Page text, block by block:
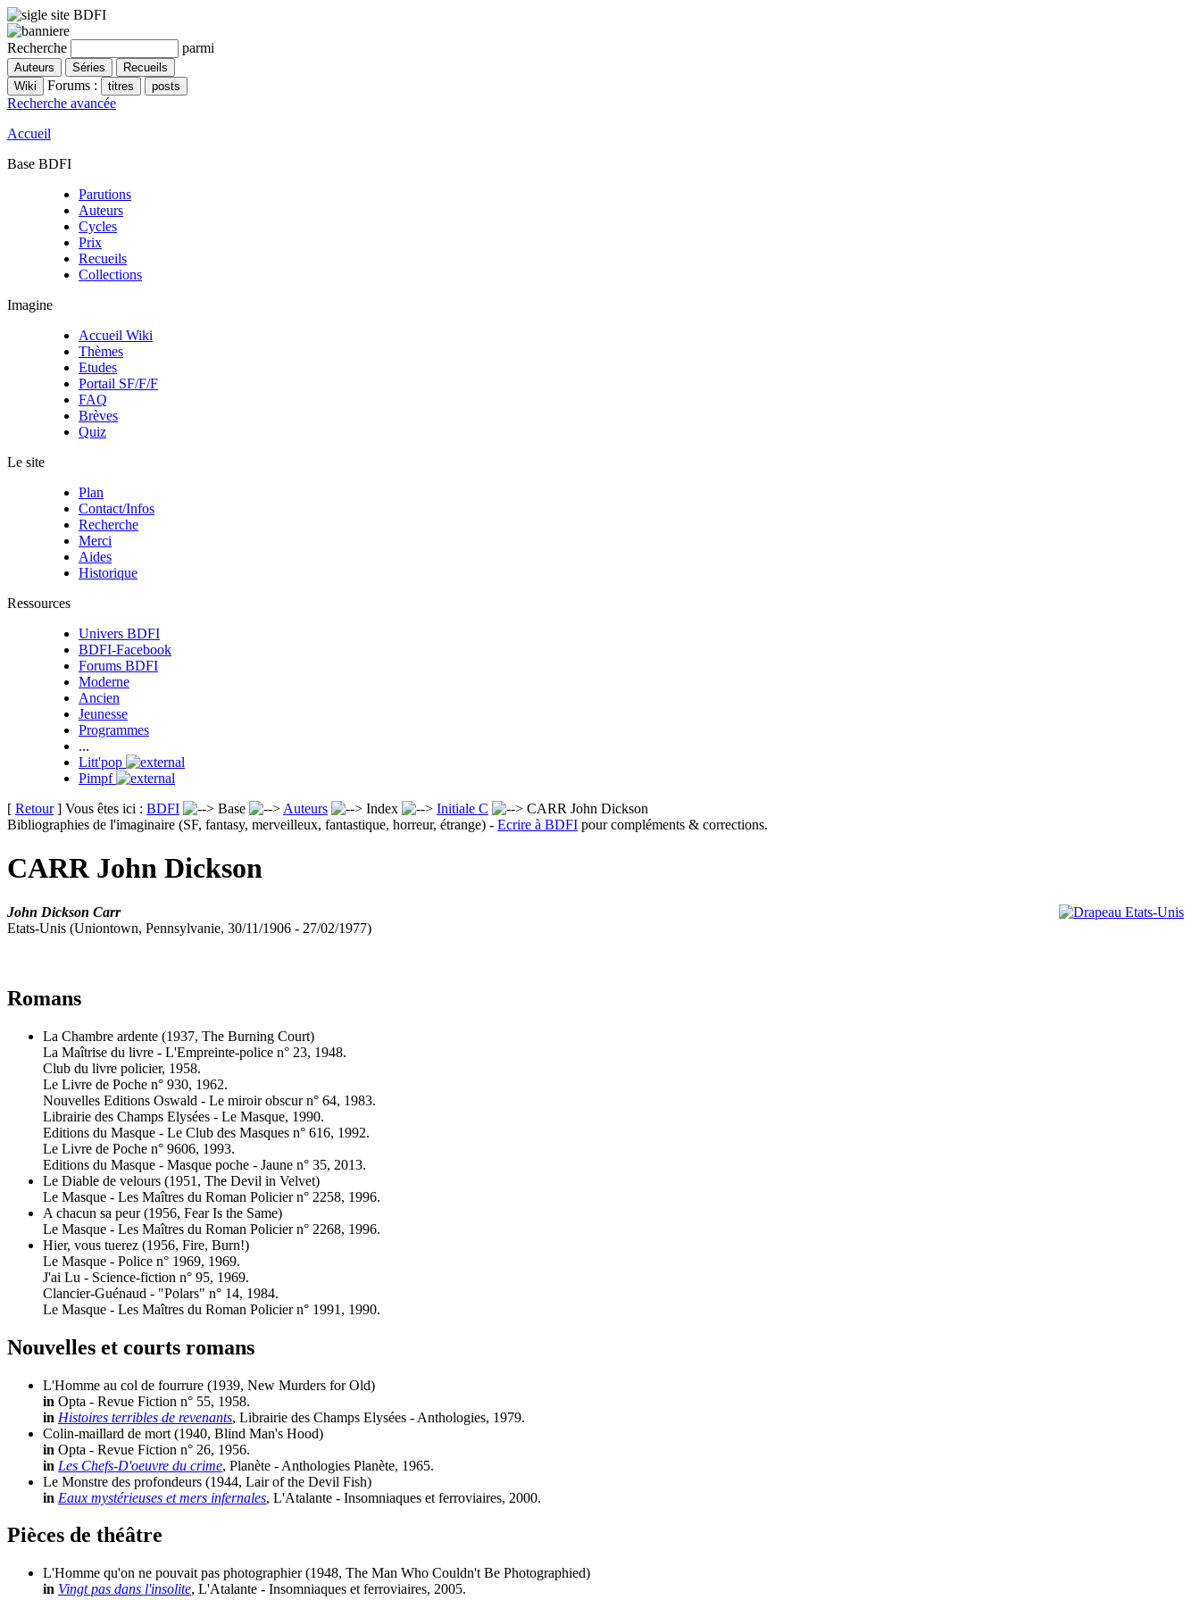
Recherche parmi
Forums :
Recherche avancée
Accueil
Base BDFI
Parutions
Auteurs
Cycles
Prix
Recueils
Collections
Imagine
Accueil Wiki
Thèmes
Etudes
Portail SF/F/F
FAQ
Brèves
Quiz
Le site
Plan
Contact/Infos
Recherche
Merci
Aides
Historique
Ressources
Univers BDFI
BDFI-Facebook
Forums BDFI
Moderne
Ancien
Jeunesse
Programmes
...
Litt'pop
Pimpf
[ Retour] Vous êtes ici : BDFI Base Auteurs Index Initiale C
CARR John Dickson
Bibliographies de l'imaginaire (SF, fantasy, merveilleux, fantastique, horreur, étrange) - Ecrire à BDFI pour compléments & corrections.
CARR John Dickson
John Dickson Carr
Etats-Unis (Uniontown, Pennsylvanie, 30/11/1906 - 27/02/1977)
Romans
La Chambre ardente (1937, The Burning Court)
La Maîtrise du livre - L'Empreinte-police n° 23, 1948.
Club du livre policier, 1958.
Le Livre de Poche n° 930, 1962.
Nouvelles Editions Oswald - Le miroir obscur n° 64, 1983.
Librairie des Champs Elysées - Le Masque, 1990.
Editions du Masque - Le Club des Masques n° 616, 1992.
Le Livre de Poche n° 9606, 1993.
Editions du Masque - Masque poche - Jaune n° 35, 2013.
Le Diable de velours (1951, The Devil in Velvet)
Le Masque - Les Maîtres du Roman Policier n° 2258, 1996.
A chacun sa peur (1956, Fear Is the Same)
Le Masque - Les Maîtres du Roman Policier n° 2268, 1996.
Hier, vous tuerez (1956, Fire, Burn!)
Le Masque - Police n° 1969, 1969.
J'ai Lu - Science-fiction n° 95, 1969.
Clancier-Guénaud - "Polars" n° 14, 1984.
Le Masque - Les Maîtres du Roman Policier n° 1991, 1990.
Nouvelles et courts romans
L'Homme au col de fourrure (1939, New Murders for Old)
in Opta - Revue Fiction n° 55, 1958.
in Histoires terribles de revenants, Librairie des Champs Elysées - Anthologies, 1979.
Colin-maillard de mort (1940, Blind Man's Hood)
in Opta - Revue Fiction n° 26, 1956.
in Les Chefs-D'oeuvre du crime, Planète - Anthologies Planète, 1965.
Le Monstre des profondeurs (1944, Lair of the Devil Fish)
in Eaux mystérieuses et mers infernales, L'Atalante - Insomniaques et ferroviaires, 2000.
Pièces de théâtre
L'Homme qu'on ne pouvait pas photographier (1948, The Man Who Couldn't Be Photographied)
in Vingt pas dans l'insolite, L'Atalante - Insomniaques et ferroviaires, 2005.